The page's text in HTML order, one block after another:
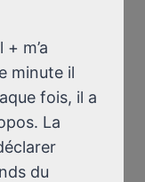
m’a
minute il
fois, il a
La
du